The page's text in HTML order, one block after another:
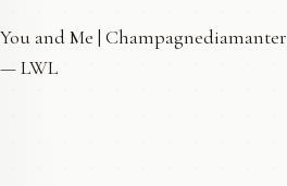
You and Me | Champagnediamanter
— LWL